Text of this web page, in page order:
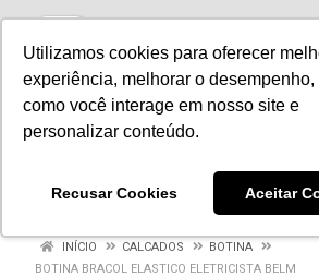
Utilizamos cookies para oferecer
experiência, melhorar o
como você interage em nosso site e
personalizar conteúdo.
Recusar Cookies Aceitar
INÍCIO CALCADOS
BOTINA
BOTINA BRACOL ELASTICO ELETRICISTA BELM